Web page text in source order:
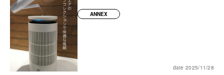
ANNEX
date 2025/11/28